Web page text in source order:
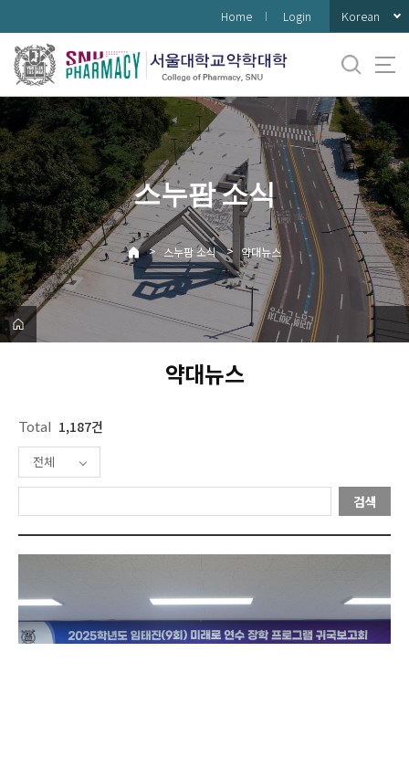
로
메
뉴
Home Login Korean
스누팜 소식
> 스누팜 소식 > 약대뉴스
약대뉴스
Total 1,187건
전체
검색